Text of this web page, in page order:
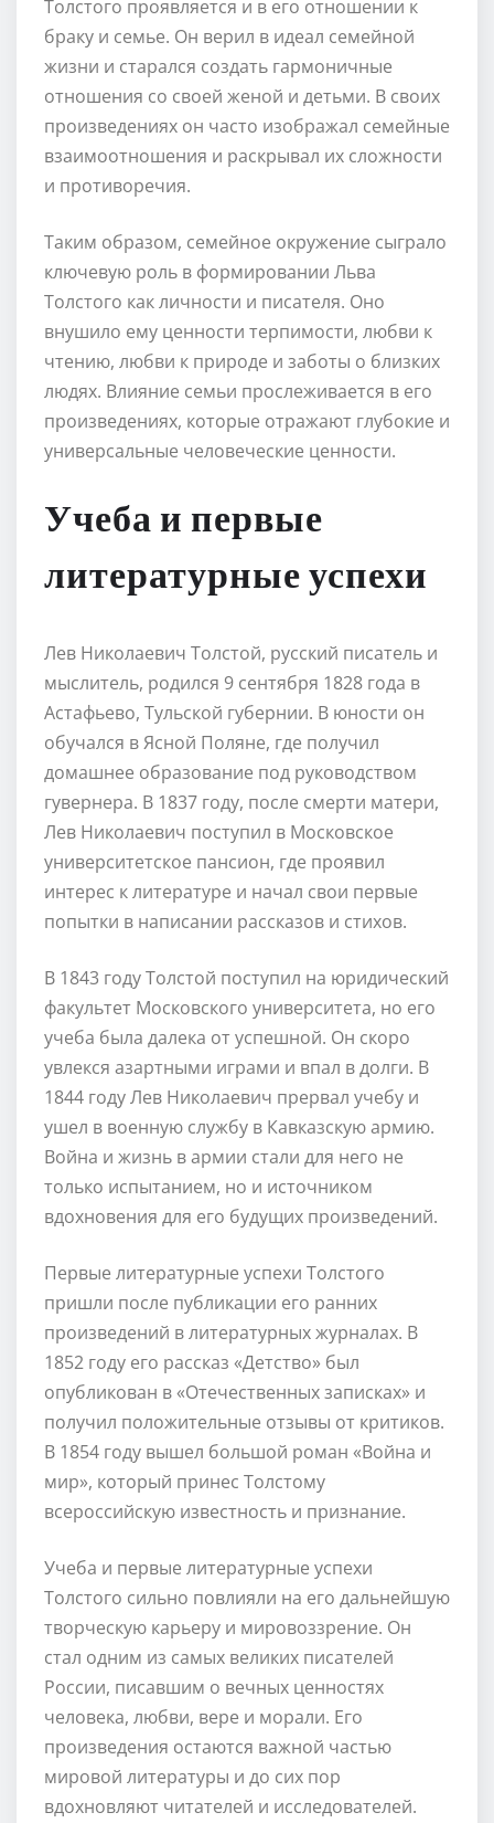
Толстого проявляется и в его отношении к
браку и семье. Он верил в идеал семейной
жизни и старался создать гармоничные
отношения со своей женой и детьми. В своих
произведениях он часто изображал семейные
взаимоотношения и раскрывал их сложности
и противоречия.
Таким образом, семейное окружение сыграло
ключевую роль в формировании Льва
Толстого как личности и писателя. Оно
внушило ему ценности терпимости, любви к
чтению, любви к природе и заботы о близких
людях. Влияние семьи прослеживается в его
произведениях, которые отражают глубокие и
универсальные человеческие ценности.
Учеба и первые
литературные успехи
Лев Николаевич Толстой, русский писатель и
мыслитель, родился 9 сентября 1828 года в
Астафьево, Тульской губернии. В юности он
обучался в Ясной Поляне, где получил
домашнее образование под руководством
гувернера. В 1837 году, после смерти матери,
Лев Николаевич поступил в Московское
университетское пансион, где проявил
интерес к литературе и начал свои первые
попытки в написании рассказов и стихов.
В 1843 году Толстой поступил на юридический
факультет Московского университета, но его
учеба была далека от успешной. Он скоро
увлекся азартными играми и впал в долги. В
1844 году Лев Николаевич прервал учебу и
ушел в военную службу в Кавказскую армию.
Война и жизнь в армии стали для него не
только испытанием, но и источником
вдохновения для его будущих произведений.
Первые литературные успехи Толстого
пришли после публикации его ранних
произведений в литературных журналах. В
1852 году его рассказ «Детство» был
опубликован в «Отечественных записках» и
получил положительные отзывы от критиков.
В 1854 году вышел большой роман «Война и
мир», который принес Толстому
всероссийскую известность и признание.
Учеба и первые литературные успехи
Толстого сильно повлияли на его дальнейшую
творческую карьеру и мировоззрение. Он
стал одним из самых великих писателей
России, писавшим о вечных ценностях
человека, любви, вере и морали. Его
произведения остаются важной частью
мировой литературы и до сих пор
вдохновляют читателей и исследователей.